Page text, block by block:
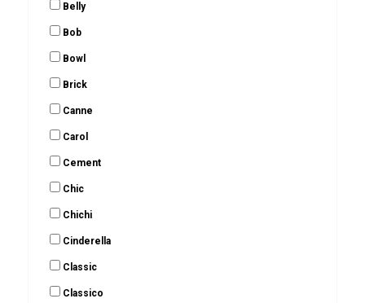
Belly
Bob
Bowl
Brick
Canne
Carol
Cement
Chic
Chichi
Cinderella
Classic
Classico